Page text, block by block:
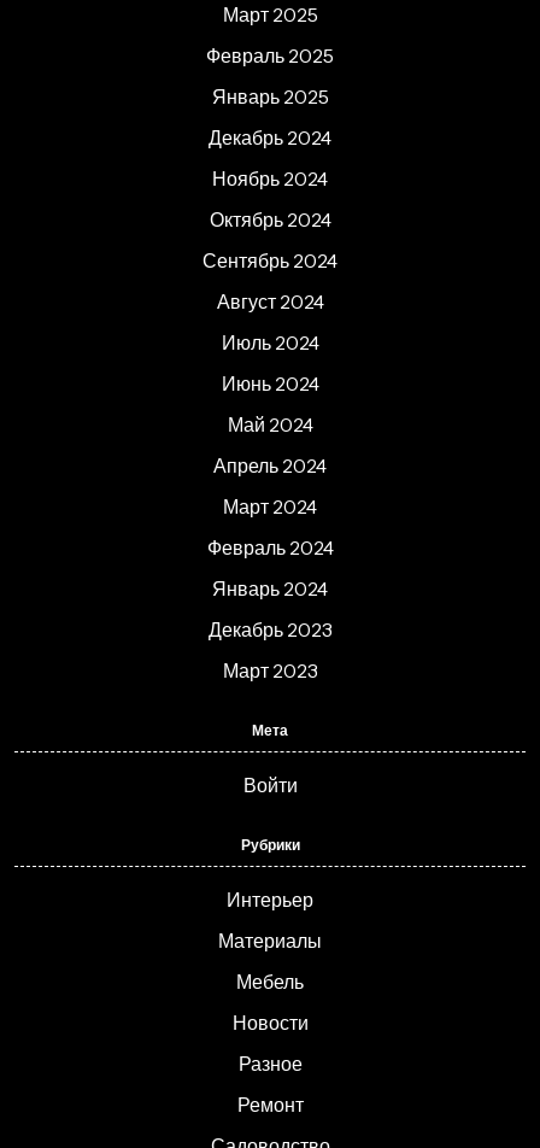
Март 2025
Февраль 2025
Январь 2025
Декабрь 2024
Ноябрь 2024
Октябрь 2024
Сентябрь 2024
Август 2024
Июль 2024
Июнь 2024
Май 2024
Апрель 2024
Март 2024
Февраль 2024
Январь 2024
Декабрь 2023
Март 2023
Мета
Войти
Рубрики
Интерьер
Материалы
Мебель
Новости
Разное
Ремонт